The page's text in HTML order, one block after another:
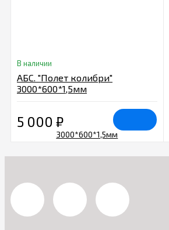
В наличии
АБС. "Полет колибри"
3000*600*1,5мм
5 000 ₽